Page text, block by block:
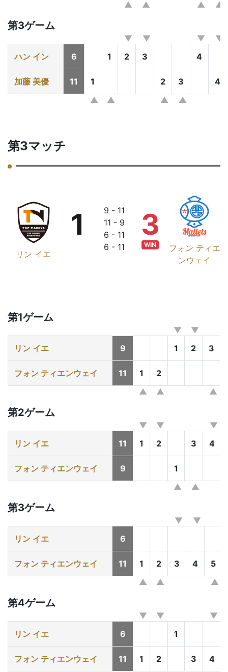
第3ゲーム
ハン イン 6 1 2 3 4
加藤 美優 11 1 2 3 4
第3マッチ
リン イエ
1
9 - 11
11 - 9
6 - 11
6 - 11
フォン ティエ
ンウェイ
3
WIN
第1ゲーム
リン イエ 9 1 2 3
フォン ティエンウェイ 11 1 2
第2ゲーム
リン イエ 11 1 2 3 4
フォン ティエンウェイ 9 1
第3ゲーム
リン イエ 6
フォン ティエンウェイ 11 1 2 3 4 5
第4ゲーム
リン イエ 6 1
フォン ティエンウェイ 11 1 2 3 4